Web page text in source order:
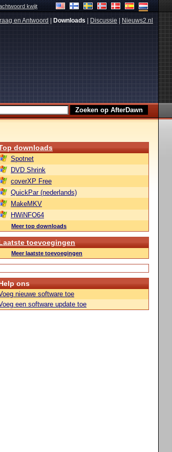
kwijt
en Antwoord Downloads Discussie Nieuws2.nl
downloads
Spotnet
DVD Shrink
coverXP Free
QuickPar (nederlands)
MakeMKV
HWiNFO64
Meer top downloads
toevoegingen
Meer laatste toevoegingen
ons
nieuwe software toe
een software update toe